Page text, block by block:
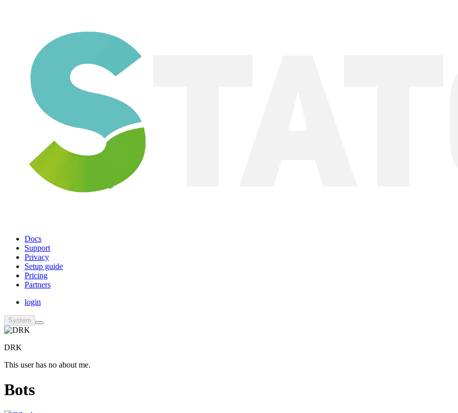
Docs
Support
Privacy
Setup guide
Pricing
Partners
login
System
DRK
This user has no about me.
Bots